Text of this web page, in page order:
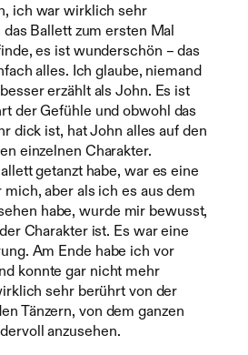
ich war wirklich sehr
Ballett zum ersten Mal
es ist wunderschön – das
alles. Ich glaube, niemand
erzählt als John. Es ist
der Gefühle und obwohl das
dick ist, hat John alles auf den
einzelnen Charakter.
getanzt habe, war es eine
aber als ich es aus dem
habe, wurde mir bewusst,
Charakter ist. Es war eine
Am Ende habe ich vor
konnte gar nicht mehr
sehr berührt von der
Tänzern, von dem ganzen
anzusehen.